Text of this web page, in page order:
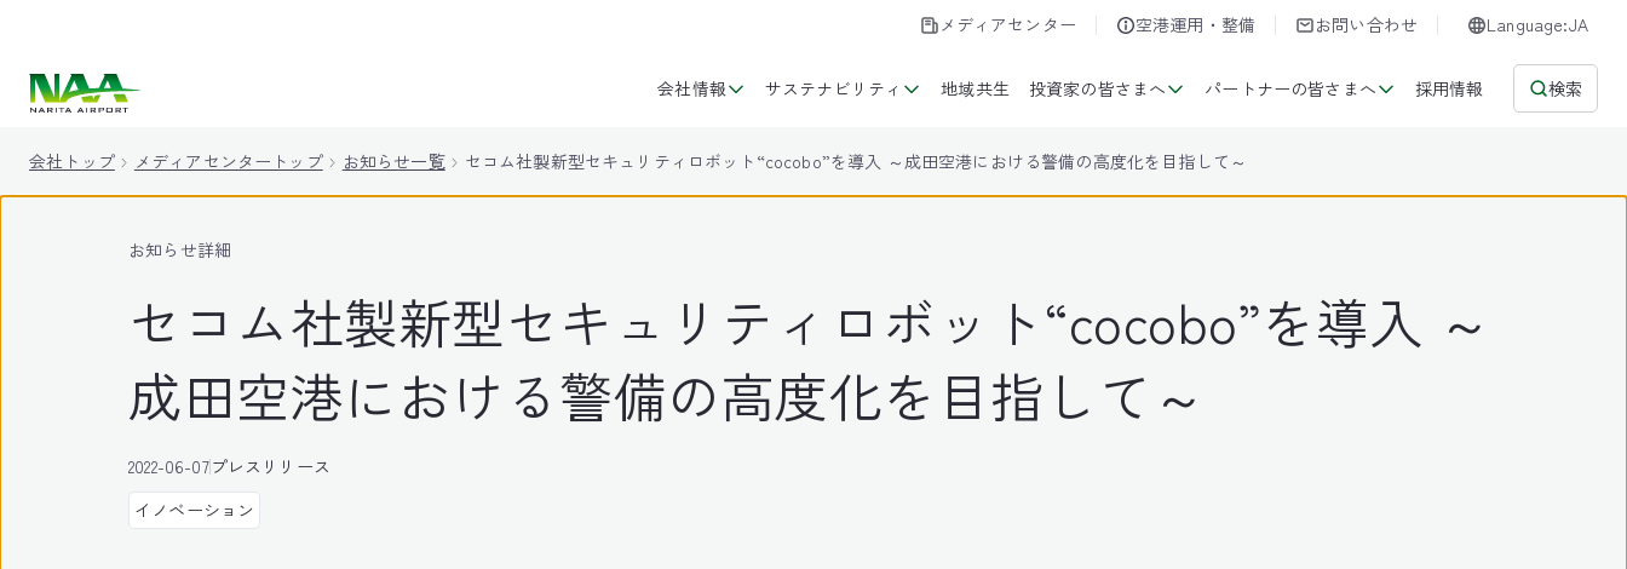
メディアセンター 空港運用・整備 お問い合わせ Language:JA
会社情報 サステナビリティ 地域共生 投資家の皆さまへ パートナーの皆さまへ 採用情報 検索
会社トップ メディアセンタートップ お知らせ一覧 セコム社製新型セキュリティロボット“cocobo”を導入 ～成田空港における警備の高度化を目指して～
お知らせ詳細
セコム社製新型セキュリティロボット“cocobo”を導入 ～
成田空港における警備の高度化を目指して～
2022-06-07プレスリリース
イノベーション